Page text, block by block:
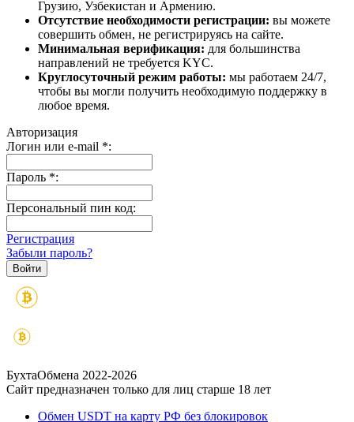
Грузию, Узбекистан и Армению.
Отсутствие необходимости регистрации: вы можете
совершить обмен, не регистрируясь на сайте.
Минимальная верификация: для большинства
направлений не требуется KYC.
Круглосуточный режим работы: мы работаем 24/7,
чтобы вы могли получить необходимую поддержку в
любое время.
Авторизация
Логин или e-mail *:
Пароль *:
Персональный пин код:
Регистрация
Забыли пароль?
БухтаОбмена 2022-2026
Сайт предназначен только для лиц старше 18 лет
Обмен USDT на карту РФ без блокировок